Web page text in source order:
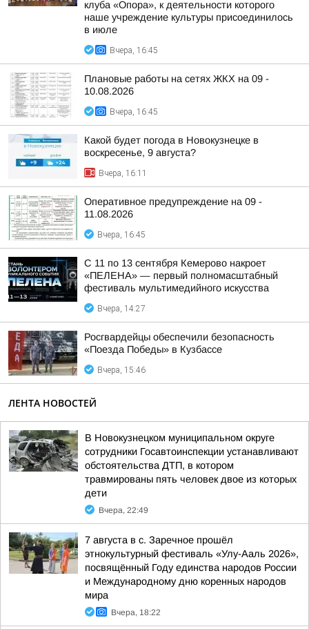
клуба «Опора», к деятельности которого
наше учреждение культуры присоединилось
в июле
Вчера, 16:45
Плановые работы на сетях ЖКХ на 09 -
10.08.2026
Вчера, 16:45
Какой будет погода в Новокузнецке в
воскресенье, 9 августа?
Вчера, 16:11
Оперативное предупреждение на 09 -
11.08.2026
Вчера, 16:45
С 11 по 13 сентября Кемерово накроет
«ПЕЛЕНА» — первый полномасштабный
фестиваль мультимедийного искусства
Вчера, 14:27
Росгвардейцы обеспечили безопасность
«Поезда Победы» в Кузбассе
Вчера, 15:46
ЛЕНТА НОВОСТЕЙ
В Новокузнецком муниципальном округе
сотрудники Госавтоинспекции устанавливают
обстоятельства ДТП, в котором
травмированы пять человек двое из которых
дети
Вчера, 22:49
7 августа в с. Заречное прошёл
этнокультурный фестиваль «Улу-Ааль 2026»,
посвящённый Году единства народов России
и Международному дню коренных народов
мира
Вчера, 18:22